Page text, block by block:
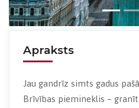
Apraksts
Jau gandrīz simts gadus
Brīvības piemineklis –